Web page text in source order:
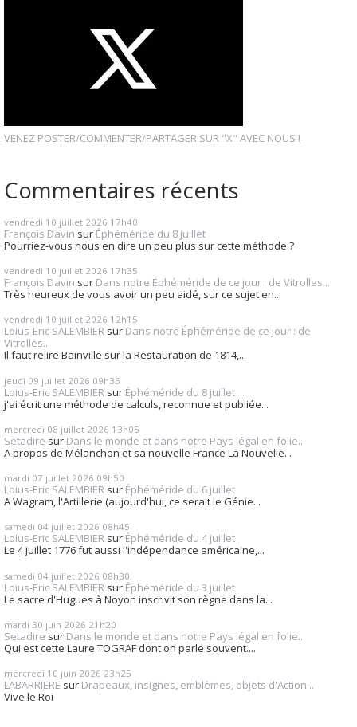
VENEZ POSTER/COMMENTER/PARTAGER SUR "X" AVEC NOUS !
Commentaires récents
vendredi 10 juillet 2026 17h40
François Davin sur Éphéméride du 8 juillet
Pourriez-vous nous en dire un peu plus sur cette méthode ?
vendredi 10 juillet 2026 17h35
François Davin sur Dans notre Éphéméride de ce jour : de Vitrolles...
Très heureux de vous avoir un peu aidé, sur ce sujet en...
vendredi 10 juillet 2026 12h15
Loius-Eric SALEMBIER sur Dans notre Éphéméride de ce jour : de
Vitrolles...
Il faut relire Bainville sur la Restauration de 1814,...
jeudi 09 juillet 2026 09h35
Loius-Eric SALEMBIER sur Éphéméride du 8 juillet
j'ai écrit une méthode de calculs, reconnue et publiée...
mercredi 08 juillet 2026 13h05
Setadire sur Dans le monde et dans notre Pays légal en folie...
A propos de Mélanchon et sa nouvelle France La Nouvelle...
mardi 07 juillet 2026 09h50
Loius-Eric SALEMBIER sur Éphéméride du 6 juillet
A Wagram, l'Artillerie (aujourd'hui, ce serait le Génie...
samedi 04 juillet 2026 08h45
Loius-Eric SALEMBIER sur Éphéméride du 4 juillet
Le 4 juillet 1776 fut aussi l'indépendance américaine,...
samedi 04 juillet 2026 08h30
Loius-Eric SALEMBIER sur Éphéméride du 3 juillet
Le sacre d'Hugues à Noyon inscrivit son règne dans la...
mardi 30 juin 2026 21h20
Setadire sur Dans le monde et dans notre Pays légal en folie...
Qui est cette Laure TOGRAF dont on parle souvent....
mercredi 10 juin 2026 23h25
LABARRIERE sur Drapeaux, insignes, emblèmes, objets d'Action...
Vive le Roi